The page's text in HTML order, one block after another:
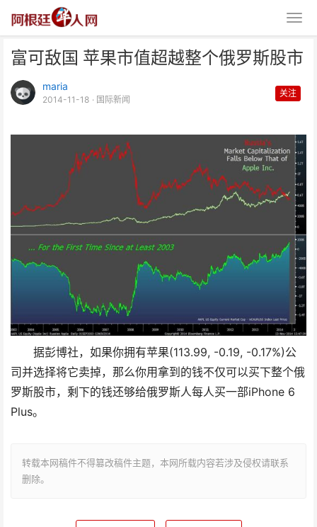
富可敌国 苹果市值超越整个俄罗斯股市
maria
2014-11-18 · 国际新闻
关注
据彭博社，如果你拥有苹果(113.99, -0.19, -0.17%)公
司并选择将它卖掉，那么你用拿到的钱不仅可以买下整个俄
罗斯股市，剩下的钱还够给俄罗斯人每人买一部iPhone 6
Plus。
转载本网稿件不得篡改稿件主题，本网所载内容若涉及侵权请联系
删除。
富可敌国 苹果市值超越整个俄罗